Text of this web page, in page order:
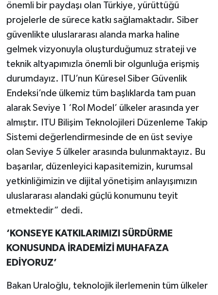
önemli bir paydaşı olan Türkiye, yürüttüğü
projelerle de sürece katkı sağlamaktadır. Siber
güvenlikte uluslararası alanda marka haline
gelmek vizyonuyla oluşturduğumuz strateji ve
teknik altyapımızla önemli bir olgunluğa erişmiş
durumdayız. ITU’nun Küresel Siber Güvenlik
Endeksi’nde ülkemiz tüm başlıklarda tam puan
alarak Seviye 1 ‘Rol Model’ ülkeler arasında yer
almıştır. ITU Bilişim Teknolojileri Düzenleme Takip
Sistemi değerlendirmesinde de en üst seviye
olan Seviye 5 ülkeler arasında bulunmaktayız. Bu
başarılar, düzenleyici kapasitemizin, kurumsal
yetkinliğimizin ve dijital yönetişim anlayışımızın
uluslararası alandaki güçlü konumunu teyit
etmektedir” dedi.
‘KONSEYE KATKILARIMIZI SÜRDÜRME
KONUSUNDA İRADEMİZİ MUHAFAZA
EDİYORUZ’
Bakan Uraloğlu, teknolojik ilerlemenin tüm ülkeler